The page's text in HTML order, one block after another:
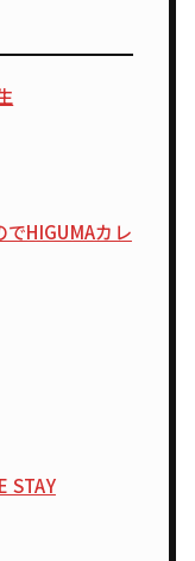
HIGUMAカレ
STAY